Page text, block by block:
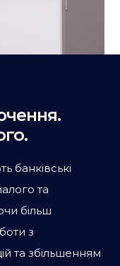
банківські
та
більш
з
та збільшенням